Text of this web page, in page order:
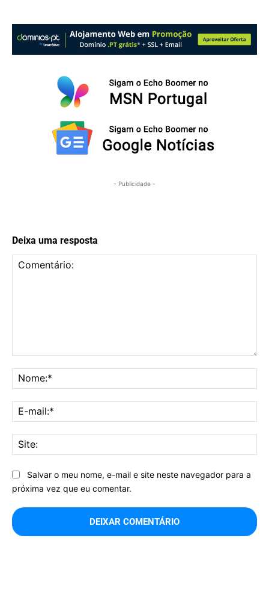
- Publicidade -
Deixa uma resposta
Salvar o meu nome, e-mail e site neste navegador para a
próxima vez que eu comentar.